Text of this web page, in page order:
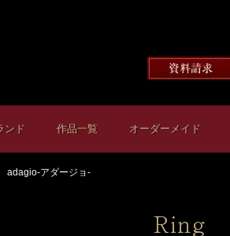
ンド 作品一覧 オーダーメイド
adagio-アダージョ-